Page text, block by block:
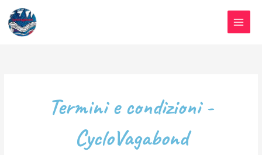
contenuto
Termini e condizioni -
CycloVagabond